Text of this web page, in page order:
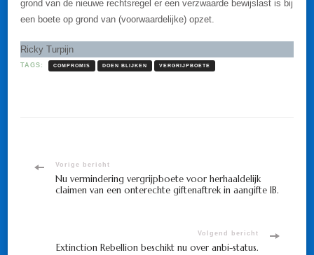
grond van de nieuwe rechtsregel er een verzwaarde bewijslast is bij
een boete op grond van (voorwaardelijke) opzet.
Ricky Turpijn
TAGS: COMPROMIS DOEN BLIJKEN VERGRIJPBOETE
Bericht
navigatie
Vorige bericht
Nu vermindering vergrijpboete voor herhaaldelijk
claimen van een onterechte giftenaftrek in aangifte IB.
Volgend bericht
Extinction Rebellion beschikt nu over anbi-status.